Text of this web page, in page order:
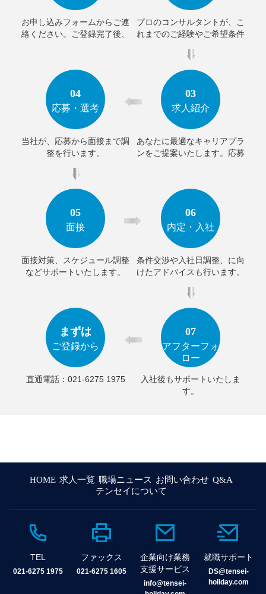
お申し込みフォームからご連
絡ください。ご登録完了後、
プロのコンサルタントが、こ
れまでのご経験やご希望条件
04
応募・選考
当社が、応募から面接まで調
03
求人紹介
あなたに最適なキャリアプラ
ンをご提案いたします。応募
05
面接
面接対策、スケジュール調整
などサポートいたします。
06
内定・入社
条件交渉や入社日調整、に向
けたアドバイスも行います。
まずは
ご登録から
直通電話：021-6275 1975
07
アフターフォ
ロー
入社後もサポートいたしま
HOME 求人一覧 職場ニュース お問い合わせ Q&A
テンセイについて
TEL
021-6275 1975
ファックス
021-6275 1605
企業向け業務
支援サービス
info@tensei-
就職サポート
DS@tensei-
holiday.com